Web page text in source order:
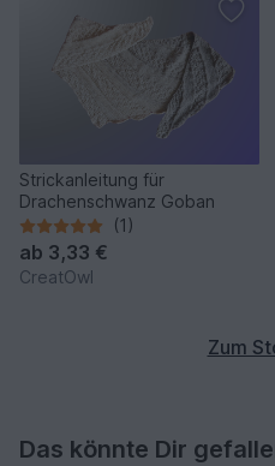
Strickanleitung für
Drachenschwanz Goban
(1)
ab 3,33 €
CreatOwl
Zum
Das könnte Dir